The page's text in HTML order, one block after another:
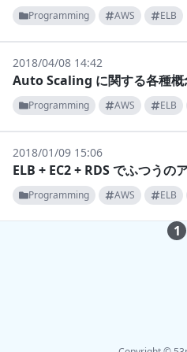
Programming AWS ELB
2018/04/08 14:42
Auto Scaling に関する各種概
Programming AWS ELB
2018/01/09 15:06
ELB + EC2 + RDS でふつうの
Programming AWS ELB
1